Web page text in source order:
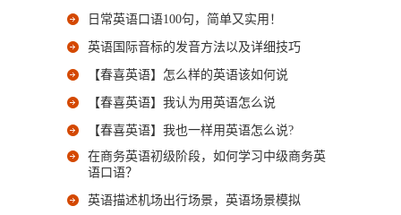
日常英语口语100句，简单又实用！
英语国际音标的发音方法以及详细技巧
【春喜英语】怎么样的英语该如何说
【春喜英语】我认为用英语怎么说
【春喜英语】我也一样用英语怎么说?
在商务英语初级阶段，如何学习中级商务英
语口语？
英语描述机场出行场景，英语场景模拟